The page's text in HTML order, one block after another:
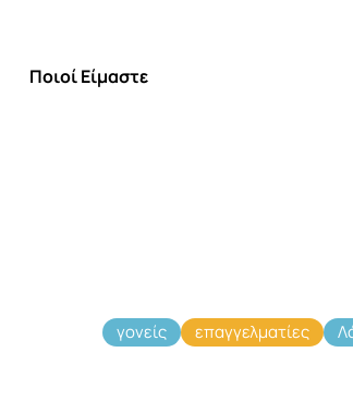
Ποιοί Είμαστε
γονείς επαγγελματίες